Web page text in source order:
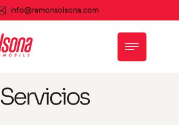
info@ramonsolsona.com
Servicios